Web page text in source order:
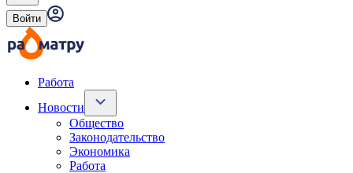
Войти
Работа
Новости
Общество
Законодательство
Экономика
Работа